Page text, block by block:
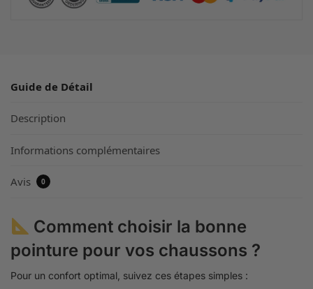
Guide de Détail
Description
Informations complémentaires
Avis 0
Comment choisir la bonne
pointure pour vos chaussons ?
Pour un confort optimal, suivez ces étapes simples :